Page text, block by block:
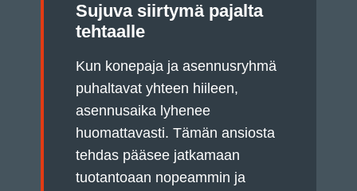
Sujuva siirtymä pajalta
tehtaalle
Kun konepaja ja asennusryhmä
puhaltavat yhteen hiileen,
asennusaika lyhenee
huomattavasti. Tämän ansiosta
tehdas pääsee jatkamaan
tuotantoaan nopeammin ja